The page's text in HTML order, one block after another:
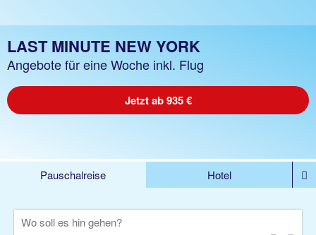
LAST MINUTE NEW YORK
Angebote für eine Woche inkl. Flug
Jetzt ab 935 €
Pauschalreise
Hotel
Rundreise
Kreuzfahrt
Wo soll es hin gehen?